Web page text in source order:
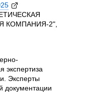
КОМПАНИЯ-2",
экспертиза
Эксперты
документации